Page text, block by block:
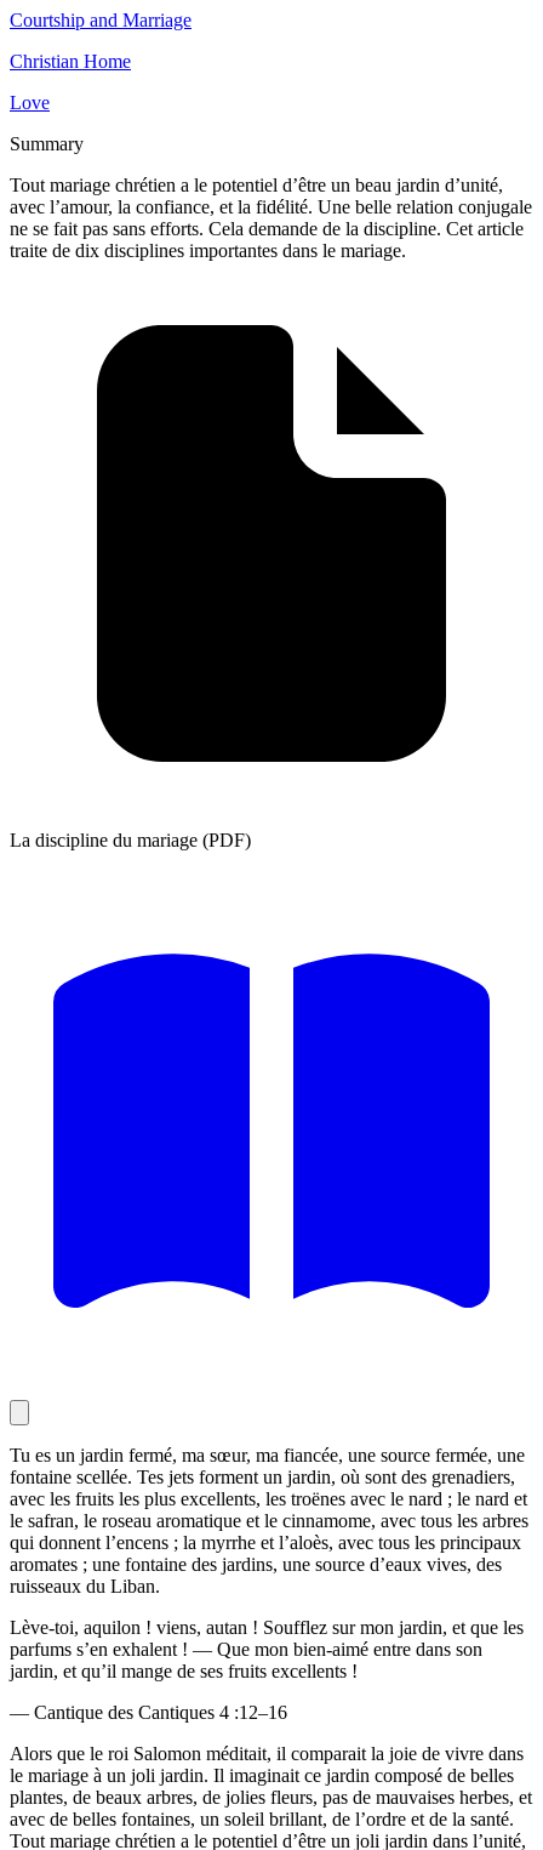
Courtship and Marriage
Christian Home
Love
Summary
Tout mariage chrétien a le potentiel d’être un beau jardin d’unité,
avec l’amour, la confiance, et la fidélité. Une belle relation conjugale
ne se fait pas sans efforts. Cela demande de la discipline. Cet article
traite de dix disciplines importantes dans le mariage.
La discipline du mariage (PDF)
Tu es un jardin fermé, ma sœur, ma fiancée, une source fermée, une
fontaine scellée. Tes jets forment un jardin, où sont des grenadiers,
avec les fruits les plus excellents, les troënes avec le nard ; le nard et
le safran, le roseau aromatique et le cinnamome, avec tous les arbres
qui donnent l’encens ; la myrrhe et l’aloès, avec tous les principaux
aromates ; une fontaine des jardins, une source d’eaux vives, des
ruisseaux du Liban.
Lève-toi, aquilon ! viens, autan ! Soufflez sur mon jardin, et que les
parfums s’en exhalent ! — Que mon bien-aimé entre dans son
jardin, et qu’il mange de ses fruits excellents !
— Cantique des Cantiques 4 :12–16
Alors que le roi Salomon méditait, il comparait la joie de vivre dans
le mariage à un joli jardin. Il imaginait ce jardin composé de belles
plantes, de beaux arbres, de jolies fleurs, pas de mauvaises herbes, et
avec de belles fontaines, un soleil brillant, de l’ordre et de la santé.
Tout mariage chrétien a le potentiel d’être un joli jardin dans l’unité,